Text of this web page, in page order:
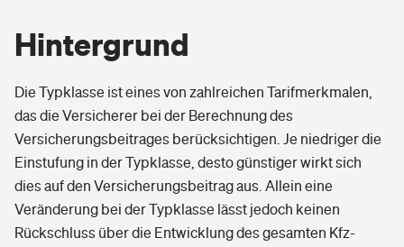
Hintergrund
Die Typklasse ist eines von zahlreichen Tarifmerkmalen,
das die Versicherer bei der Berechnung des
Versicherungsbeitrages berücksichtigen. Je niedriger die
Einstufung in der Typklasse, desto günstiger wirkt sich
dies auf den Versicherungsbeitrag aus. Allein eine
Veränderung bei der Typklasse lässt jedoch keinen
Rückschluss über die Entwicklung des gesamten Kfz-